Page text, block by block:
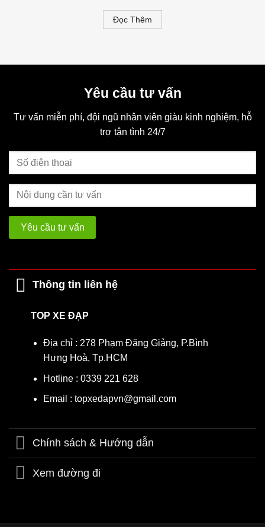
Đọc Thêm
Yêu cầu tư vấn
Tư vấn miễn phí, đội ngũ nhân viên giàu kinh nghiệm, hỗ
trợ tận tình 24/7
Thông tin liên hệ
TOP XE ĐẠP
Địa chỉ : 278 Phạm Đăng Giảng, P.Bình
Hưng Hoà, Tp.HCM
Hotline : 0339 221 628
Email : topxedapvn@gmail.com
Chính sách & Hướng dẫn
Xem đường đi